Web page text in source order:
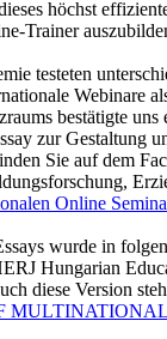
höchst
Trainer
testeten
Webinare
bestätigte
zur
Sie auf dem
Online
wurde in
Hungarian
diese Version